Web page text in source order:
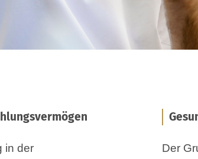
in der
Der